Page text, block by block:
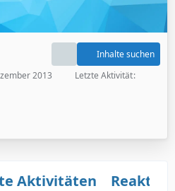
Inhalte suchen
2013
Letzte Aktivität
Aktivitäten